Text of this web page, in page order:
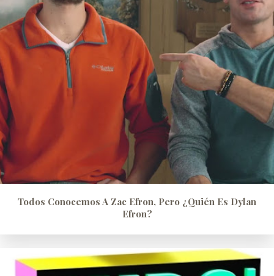
Todos Conocemos A Zac Efron, Pero ¿quién Es Dylan
Efron?